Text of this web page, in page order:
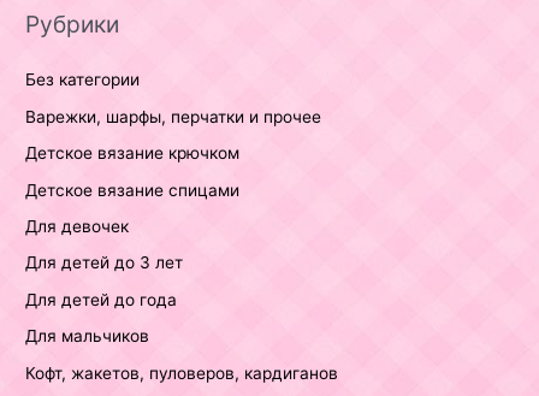
Рубрики
Без категории
Варежки, шарфы, перчатки и прочее
Детское вязание крючком
Детское вязание спицами
Для девочек
Для детей до 3 лет
Для детей до года
Для мальчиков
Кофт, жакетов, пуловеров, кардиганов